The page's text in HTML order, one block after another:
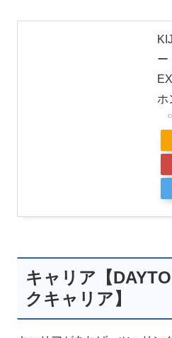
ー
ホ
キャリア【
クキャリア】